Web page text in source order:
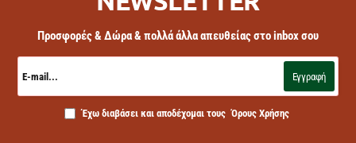
Προσφορές & Δώρα & πολλά άλλα απευθείας στο inbox σου
mail...
Εγγραφή
Έχω διαβάσει και αποδέχομαι τους Όρους Χρήσης